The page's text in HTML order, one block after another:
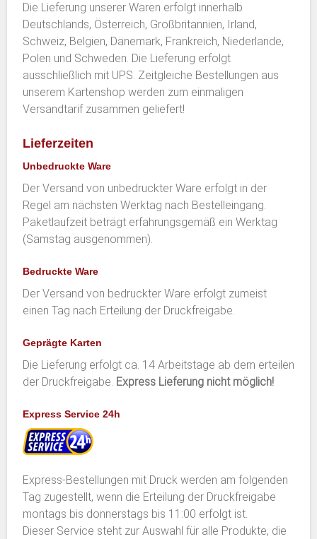
Die Lieferung unserer Waren erfolgt innerhalb
Deutschlands, Österreich, Großbritannien, Irland,
Schweiz, Belgien, Dänemark, Frankreich, Niederlande,
Polen und Schweden. Die Lieferung erfolgt
ausschließlich mit UPS. Zeitgleiche Bestellungen aus
unserem Kartenshop werden zum einmaligen
Versandtarif zusammen geliefert!
Lieferzeiten
Unbedruckte Ware
Der Versand von unbedruckter Ware erfolgt in der
Regel am nächsten Werktag nach Bestelleingang.
Paketlaufzeit beträgt erfahrungsgemäß ein Werktag
(Samstag ausgenommen).
Bedruckte Ware
Der Versand von bedruckter Ware erfolgt zumeist
einen Tag nach Erteilung der Druckfreigabe.
Geprägte Karten
Die Lieferung erfolgt ca. 14 Arbeitstage ab dem erteilen
der Druckfreigabe. Express Lieferung nicht möglich!
Express Service 24h
Express-Bestellungen mit Druck werden am folgenden
Tag zugestellt, wenn die Erteilung der Druckfreigabe
montags bis donnerstags bis 11:00 erfolgt ist.
Dieser Service steht zur Auswahl für alle Produkte, die